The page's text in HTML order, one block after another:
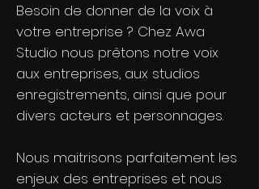
Besoin de donner de la voix à
votre entreprise ? Chez Awa
Studio nous prêtons notre voix
aux entreprises, aux studios
enregistrements, ainsi que pour
divers acteurs et personnages.
Nous maitrisons parfaitement les
enjeux des entreprises et nous